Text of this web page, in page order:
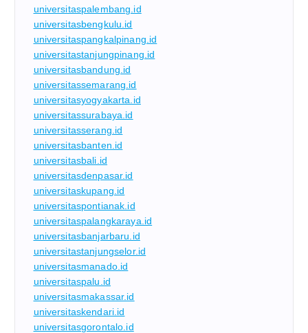
universitaspalembang.id
universitasbengkulu.id
universitaspangkalpinang.id
universitastanjungpinang.id
universitasbandung.id
universitassemarang.id
universitasyogyakarta.id
universitassurabaya.id
universitasserang.id
universitasbanten.id
universitasbali.id
universitasdenpasar.id
universitaskupang.id
universitaspontianak.id
universitaspalangkaraya.id
universitasbanjarbaru.id
universitastanjungselor.id
universitasmanado.id
universitaspalu.id
universitasmakassar.id
universitaskendari.id
universitasgorontalo.id